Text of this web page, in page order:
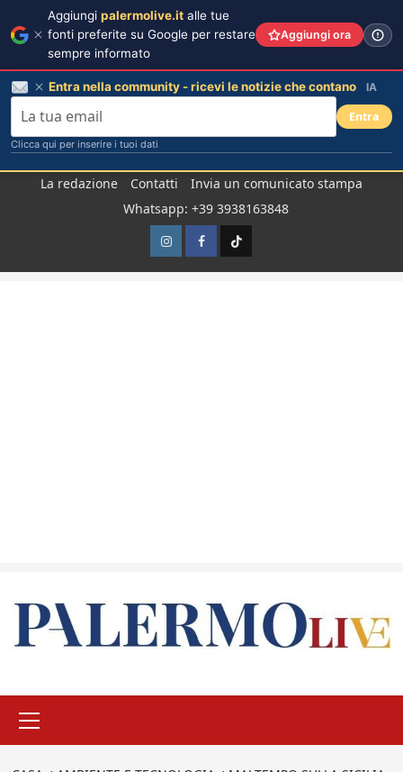
La redazione Contatti
Invia un comunicato stampa
Whatsapp: +39 3938163848
InstagramFacebook
TikTok
principale
Aggiungi palermolive.it alle tue
fonti preferite su Google per restare
sempre informato
Aggiungi ora
Entra nella community - ricevi le notizie che contano IA
Entra
Clicca qui per inserire i tuoi dati